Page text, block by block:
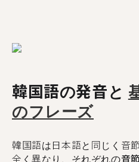
韓国語の発音と
のフレーズ
韓国語は日本語と同じく音
全く異なり、 それぞれの音